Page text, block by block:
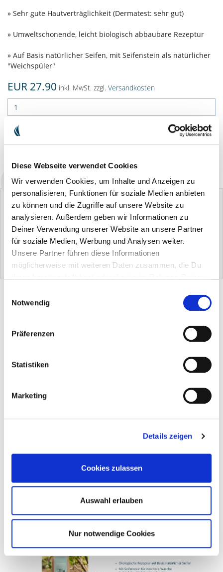
Diese Webseite verwendet Cookies
Wir verwenden Cookies, um Inhalte und Anzeigen zu
personalisieren, Funktionen für soziale Medien anbieten
zu können und die Zugriffe auf unsere Website zu
analysieren. Außerdem geben wir Informationen zu
Deiner Verwendung unserer Website an unsere Partner
für soziale Medien, Werbung und Analysen weiter.
Unsere Partner führen diese Informationen
möglicherweise mit weiteren Daten zusammen, die Du
Notwendig
Präferenzen
Statistiken
Marketing
Details zeigen
Cookies zulassen
Auswahl erlauben
Nur notwendige Cookies
» Sehr gute Hautverträglichkeit (Dermatest: sehr gut)
» Umweltschonende, leicht biologisch abbaubare Rezeptur
» Auf Basis natürlicher Seifen, mit Seifenstein als natürlicher
"Weichspüler"
EUR 27.90 inkl. MwSt. zzgl. Versandkosten
Hans Raab Konzentrierte Vollpflege
EUR 0.00
Saponella Vollwaschmittel
EUR 0.00
TIPPS & ANWENDUNG
INHALTSSTOFFE & HINWEISE